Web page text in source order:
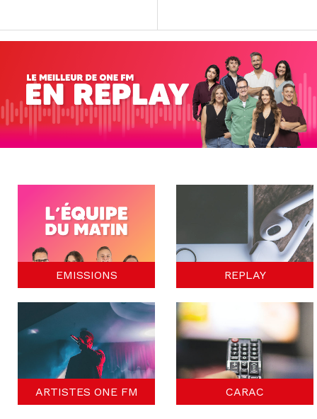
EMISSIONS REPLAY
ARTISTES ONE FM CARAC